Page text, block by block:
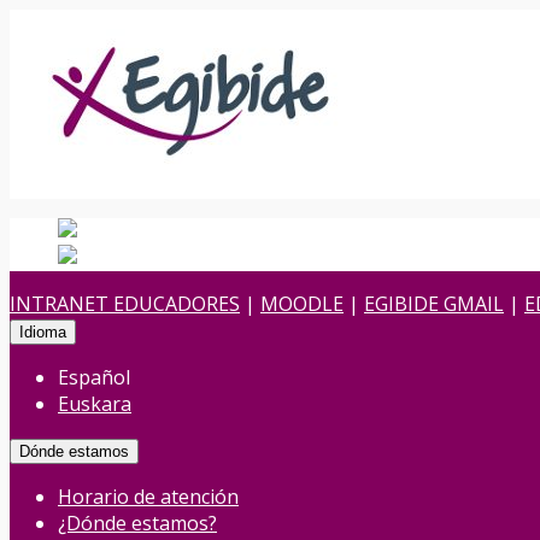
INTRANET EDUCADORES | MOODLE | EGIBIDE GMAIL |
Idioma
Español
Euskara
Dónde estamos
Horario de atención
¿Dónde estamos?